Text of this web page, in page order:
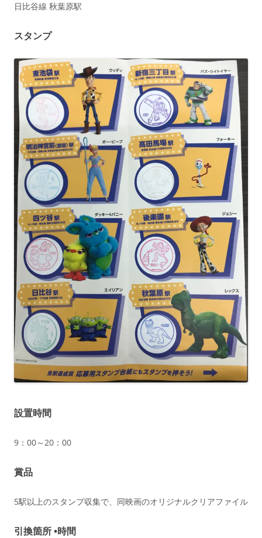
日比谷線 秋葉原駅
スタンプ
設置時間
9：00～20：00
賞品
5駅以上のスタンプ収集で、同映画のオリジナルクリアファイル
引換箇所 •時間